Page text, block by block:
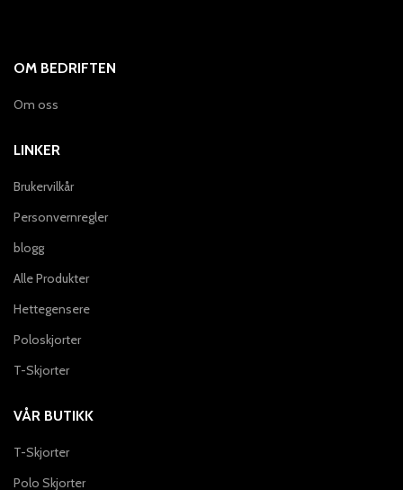
OM BEDRIFTEN
Om oss
LINKER
Brukervilkår
Personvernregler
blogg
Alle Produkter
Hettegensere
Poloskjorter
T-Skjorter
VÅR BUTIKK
T-Skjorter
Polo Skjorter